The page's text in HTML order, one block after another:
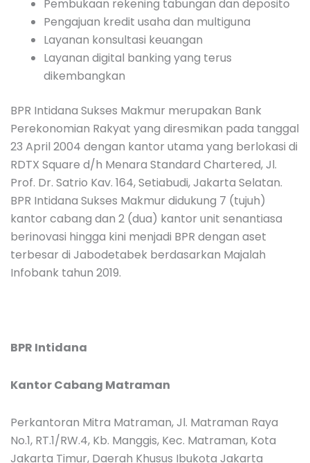
Pembukaan rekening tabungan dan deposito
Pengajuan kredit usaha dan multiguna
Layanan konsultasi keuangan
Layanan digital banking yang terus
dikembangkan
BPR Intidana Sukses Makmur merupakan Bank
Perekonomian Rakyat yang diresmikan pada tanggal
23 April 2004 dengan kantor utama yang berlokasi di
RDTX Square d/h Menara Standard Chartered, Jl.
Prof. Dr. Satrio Kav. 164, Setiabudi, Jakarta Selatan.
BPR Intidana Sukses Makmur didukung 7 (tujuh)
kantor cabang dan 2 (dua) kantor unit senantiasa
berinovasi hingga kini menjadi BPR dengan aset
terbesar di Jabodetabek berdasarkan Majalah
Infobank tahun 2019.
BPR Intidana
Kantor Cabang Matraman
Perkantoran Mitra Matraman, Jl. Matraman Raya
No.1, RT.1/RW.4, Kb. Manggis, Kec. Matraman, Kota
Jakarta Timur, Daerah Khusus Ibukota Jakarta